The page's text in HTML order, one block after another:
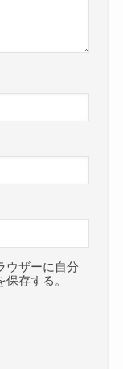
ウザーに自分
存する。